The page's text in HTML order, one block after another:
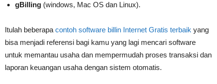
gBilling (windows, Mac OS dan Linux).
Itulah beberapa contoh software billin Internet Gratis terbaik yang
bisa menjadi referensi bagi kamu yang lagi mencari software
untuk memantau usaha dan mempermudah proses transaksi dan
laporan keuangan usaha dengan sistem otomatis.